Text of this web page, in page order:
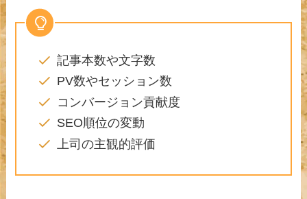
記事本数や文字数
PV数やセッション数
コンバージョン貢献度
SEO順位の変動
上司の主観的評価